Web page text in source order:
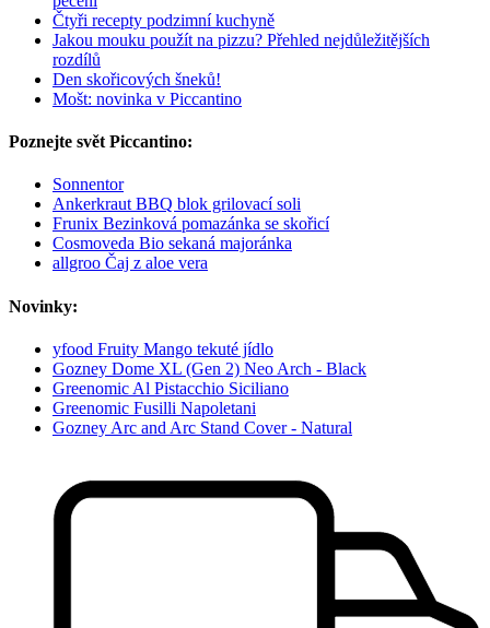
Čtyři recepty podzimní kuchyně
Jakou mouku použít na pizzu? Přehled nejdůležitějších
rozdílů
Den skořicových šneků!
Mošt: novinka v Piccantino
Poznejte svět Piccantino:
Sonnentor
Ankerkraut BBQ blok grilovací soli
Frunix Bezinková pomazánka se skořicí
Cosmoveda Bio sekaná majoránka
allgroo Čaj z aloe vera
Novinky:
yfood Fruity Mango tekuté jídlo
Gozney Dome XL (Gen 2) Neo Arch - Black
Greenomic Al Pistacchio Siciliano
Greenomic Fusilli Napoletani
Gozney Arc and Arc Stand Cover - Natural